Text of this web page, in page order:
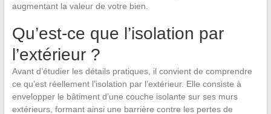
augmentant la valeur de votre bien.
Qu’est-ce que l’isolation par
l’extérieur ?
Avant d’étudier les détails pratiques, il convient de comprendre
ce qu’est réellement l’isolation par l’extérieur. Elle consiste à
envelopper le bâtiment d’une couche isolante sur ses murs
extérieurs, formant ainsi une barrière contre les pertes de